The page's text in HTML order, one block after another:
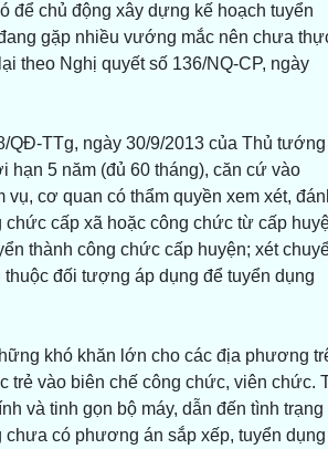
để chủ động xây dựng kế hoạch tuyển
gặp nhiều vướng mắc nên chưa
theo Nghị quyết số 136/NQ-CP, ngày
QĐ-TTg, ngày 30/9/2013 của Thủ tướng
hạn 5 năm (đủ 60 tháng), căn cứ vào
cơ quan có thẩm quyền xem xét,
cấp xã hoặc công chức từ cấp
thành công chức cấp huyện; xét
đối tượng áp dụng để tuyển dụng
khó khăn lớn cho các địa phương
trẻ vào biên chế công chức, viên chức.
và tinh gọn bộ máy, dẫn đến tình trạng
có phương án sắp xếp, tuyển dụng